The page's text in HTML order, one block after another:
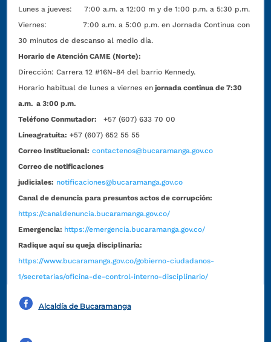
Lunes a jueves: 7:00 a.m. a 12:00 m y de 1:00 p.m. a 5:30 p.m.
Viernes: 7:00 a.m. a 5:00 p.m. en Jornada Continua con
30 minutos de descanso al medio día.
Horario de Atención CAME (Norte):
Dirección:Carrera 12 #16N-84 del barrio Kennedy.
Horario habitual de lunes a viernes en jornada continua de 7:30
a.m. a 3:00 p.m.
Teléfono Conmutador:
+57 (607) 633 70 00
Líneagratuita: +57 (607) 652 55 55
Correo Institucional: contactenos@bucaramanga.gov.co
Correo de notificaciones
judiciales: notificaciones@bucaramanga.gov.co
Canal de denuncia para presuntos actos de corrupción:
https://canaldenuncia.bucaramanga.gov.co/
Emergencia: https://emergencia.bucaramanga.gov.co/
Radique aquí su queja disciplinaria:
https://www.bucaramanga.gov.co/gobierno-ciudadanos-
1/secretarias/oficina-de-control-interno-disciplinario/
Alcaldía de Bucaramanga